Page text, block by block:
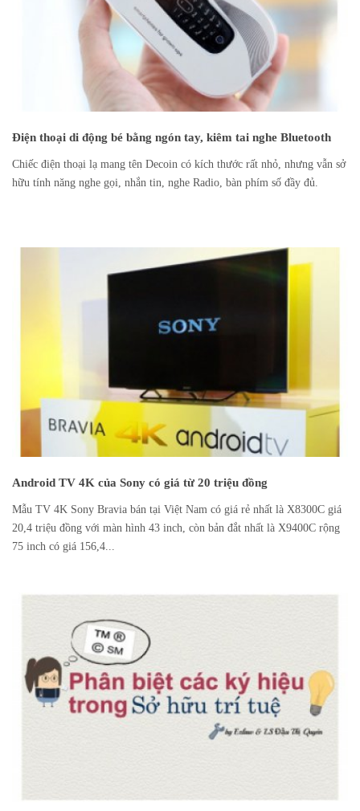
Điện thoại di động bé bằng ngón tay, kiêm tai nghe Bluetooth
Chiếc điện thoại lạ mang tên Decoin có kích thước rất nhỏ, nhưng vẫn sở
hữu tính năng nghe gọi, nhắn tin, nghe Radio, bàn phím số đầy đủ.
Android TV 4K của Sony có giá từ 20 triệu đồng
Mẫu TV 4K Sony Bravia bán tại Việt Nam có giá rẻ nhất là X8300C giá
20,4 triệu đồng với màn hình 43 inch, còn bản đắt nhất là X9400C rộng
75 inch có giá 156,4...